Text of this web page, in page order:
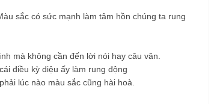
sắc có sức mạnh làm tâm hồn chúng ta rung
mà không cần đến lời nói hay câu văn.
điều kỳ diệu ấy làm rung động
lúc nào màu sắc cũng hài hoà.